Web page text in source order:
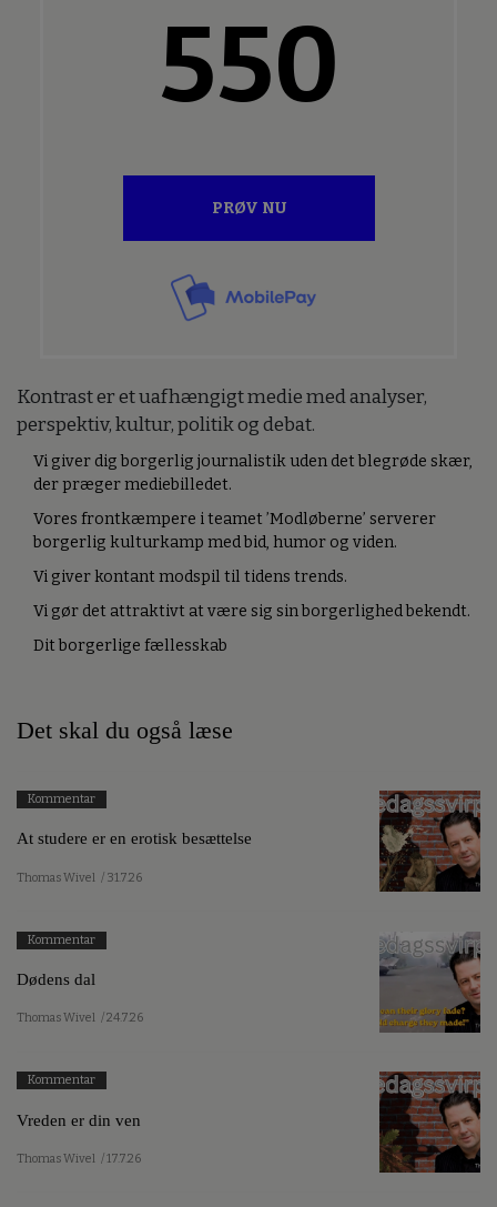
550
PRØV NU
Kontrast er et uafhængigt medie med analyser,
perspektiv, kultur, politik og debat.
Vi giver dig borgerlig journalistik uden det blegrøde skær,
der præger mediebilledet.
Vores frontkæmpere i teamet ’Modløberne’ serverer
borgerlig kulturkamp med bid, humor og viden.
Vi giver kontant modspil til tidens trends.
Vi gør det attraktivt at være sig sin borgerlighed bekendt.
Dit borgerlige fællesskab
Det skal du også læse
Kommentar
At studere er en erotisk besættelse
Thomas Wivel / 31.7.26
Kommentar
Dødens dal
Thomas Wivel / 24.7.26
Kommentar
Vreden er din ven
Thomas Wivel / 17.7.26